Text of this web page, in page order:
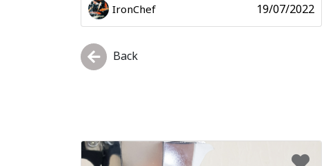
IronChef 19/07/2022
Back